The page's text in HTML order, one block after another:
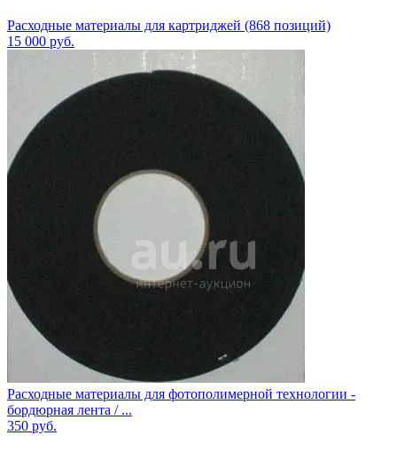
Расходные материалы для картриджей (868 позиций)
15 000 руб.
Расходные материалы для фотополимерной технологии -
бордюрная лента / ...
350 руб.